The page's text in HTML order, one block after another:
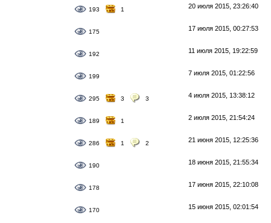
193 1 20 июля 2015, 23:26:40
175 17 июля 2015, 00:27:53
192 11 июля 2015, 19:22:59
199 7 июля 2015, 01:22:56
295 3 3 4 июля 2015, 13:38:12
189 1 2 июля 2015, 21:54:24
286 1 2 21 июня 2015, 12:25:36
190 18 июня 2015, 21:55:34
178 17 июня 2015, 22:10:08
170 15 июня 2015, 02:01:54